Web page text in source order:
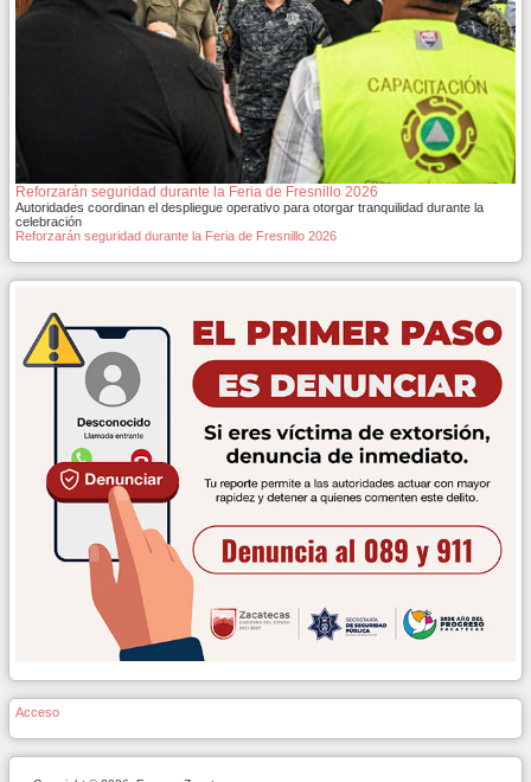
Reforzarán seguridad durante la Feria de Fresnillo 2026
Autoridades coordinan el despliegue operativo para otorgar tranquilidad durante la
celebración
Reforzarán seguridad durante la Feria de Fresnillo 2026
Acceso